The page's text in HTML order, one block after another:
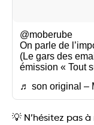
@moberube
On parle de
(Le gars des
émission « Tout
♬ son original –
💡 N’hésitez pas